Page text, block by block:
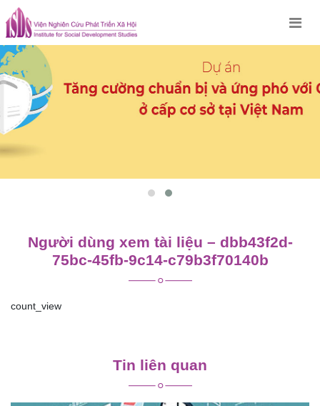
Skip
to
content
Người dùng xem tài liệu – dbb43f2d-
75bc-45fb-9c14-c79b3f70140b
count_view
Tin liên quan